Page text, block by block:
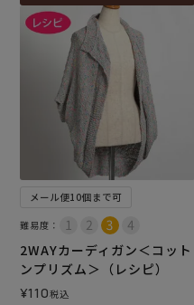
メール便10個まで可
難易度：
2WAYカーディガン＜コット
ンプリズム＞（レシピ）
¥110税込